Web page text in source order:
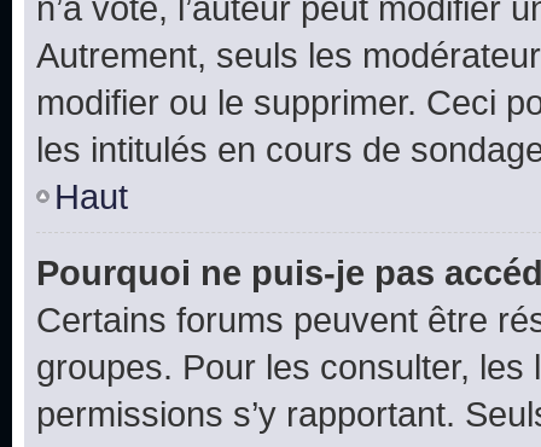
Autrement, seuls les
modifier ou le supprimer. Ceci
les intitulés en cours de
Haut
Pourquoi ne puis-je pas
Certains forums peuvent être
groupes. Pour les consulter,
permissions s’y rapportant.